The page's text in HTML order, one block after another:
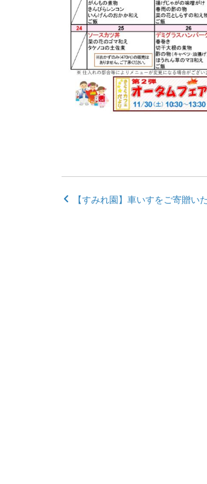
【すみれ園】車いすをご寄贈い